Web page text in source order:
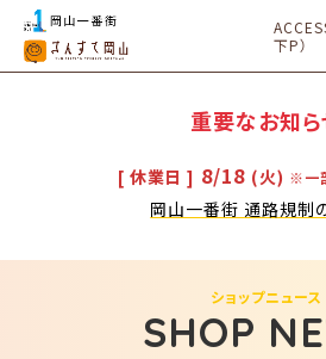
下P）
重要なお知ら
[ 休業日 ] 8/18 (火) ※一
岡山一番街 通路規制
SHOP
ショップニュース